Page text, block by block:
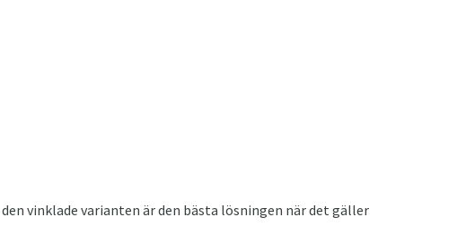
vinklade varianten är den bästa lösningen när det gäller